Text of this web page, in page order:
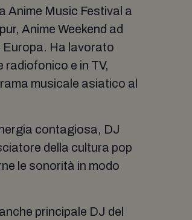
Anime Music Festival a
Anime Weekend ad
Ha lavorato
e in TV,
musicale asiatico al
contagiosa, DJ
della cultura pop
le sonorità in modo
principale DJ del